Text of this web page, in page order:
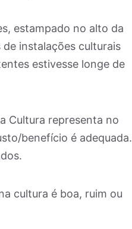
estampado no alto da
de instalações culturais
estivesse longe de
Cultura representa no
benefício é adequada.
cultura é boa, ruim ou